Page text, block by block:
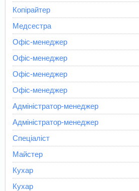
Копірайтер
Медсестра
Офіс-менеджер
Офіс-менеджер
Офіс-менеджер
Офіс-менеджер
Адміністратор-менеджер
Адміністратор-менеджер
Спеціаліст
Майстер
Кухар
Кухар